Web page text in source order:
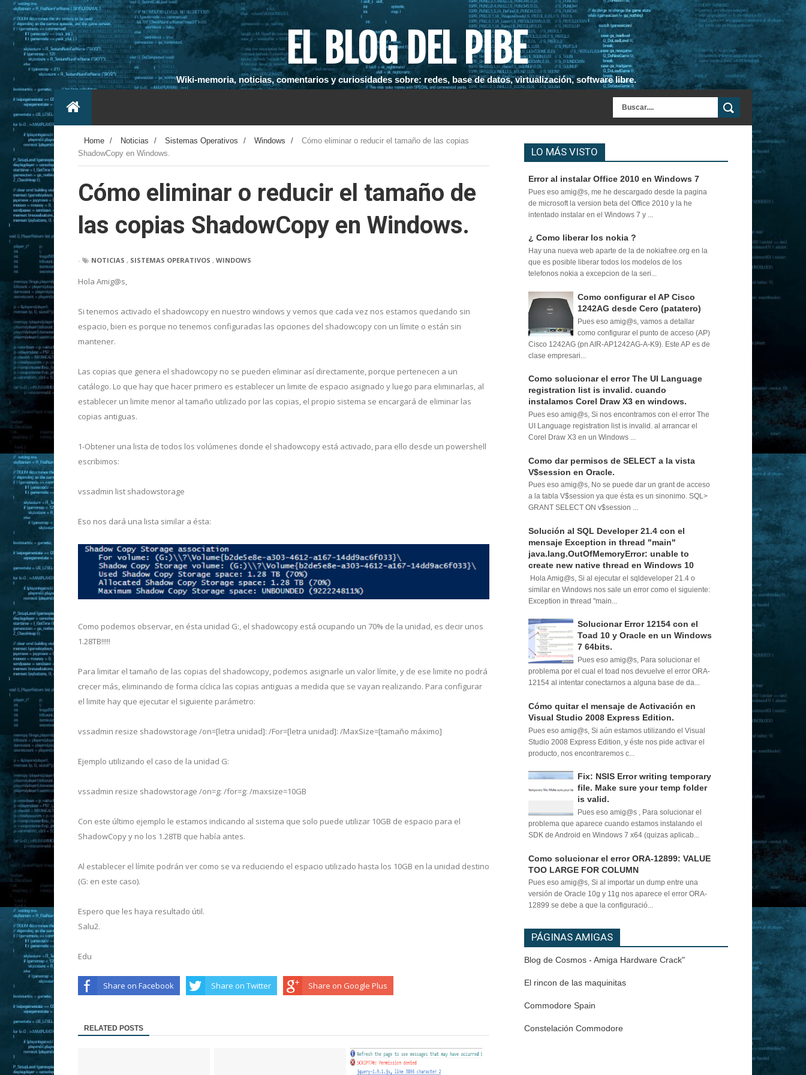
EL BLOG DEL PIBE
Wiki-memoria, noticias, comentarios y curiosidades sobre: redes, base de datos, virtualización, software libre.
Home / Noticias / Sistemas Operativos / Windows /
Cómo eliminar o reducir el tamaño de las copias
ShadowCopy en Windows.
Cómo eliminar o reducir el tamaño de
las copias ShadowCopy en Windows.
- NOTICIAS , SISTEMAS OPERATIVOS , WINDOWS
Hola Amig@s,
Si tenemos activado el shadowcopy en nuestro windows y vemos que cada vez nos estamos quedando sin
espacio, bien es porque no tenemos configuradas las opciones del shadowcopy con un límite o están sin
mantener.
Las copias que genera el shadowcopy no se pueden eliminar así directamente, porque pertenecen a un
catálogo. Lo que hay que hacer primero es establecer un limite de espacio asignado y luego para eliminarlas, al
establecer un limite menor al tamaño utilizado por las copias, el propio sistema se encargará de eliminar las
copias antiguas.
1-Obtener una lista de todos los volúmenes donde el shadowcopy está activado, para ello desde un powershell
escribimos:
vssadmin list shadowstorage
Eso nos dará una lista similar a ésta:
Como podemos observar, en ésta unidad G:, el shadowcopy está ocupando un 70% de la unidad, es decir unos
1.28TB!!!!!
Para limitar el tamaño de las copias del shadowcopy, podemos asignarle un valor límite, y de ese limite no podrá
crecer más, eliminando de forma cíclica las copias antiguas a medida que se vayan realizando. Para configurar
el limite hay que ejecutar el siguiente parámetro:
vssadmin resize shadowstorage /on=[letra unidad]: /For=[letra unidad]: /MaxSize=[tamaño máximo]
Ejemplo utilizando el caso de la unidad G:
vssadmin resize shadowstorage /on=g: /for=g: /maxsize=10GB
Con este último ejemplo le estamos indicando al sistema que solo puede utilizar 10GB de espacio para el
ShadowCopy y no los 1.28TB que había antes.
Al establecer el límite podrán ver como se va reduciendo el espacio utilizado hasta los 10GB en la unidad destino
(G: en este caso).
Espero que les haya resultado útil.
Salu2.
Edu
Share on Facebook Share on Twitter Share on Google Plus
RELATED POSTS
LO MÁS VISTO
Error al instalar Office 2010 en Windows 7
Pues eso amig@s, me he descargado desde la pagina
de microsoft la version beta del Office 2010 y la he
intentado instalar en el Windows 7 y ...
¿ Como liberar los nokia ?
Hay una nueva web aparte de la de nokiafree.org en la
que es posible liberar todos los modelos de los
telefonos nokia a excepcion de la seri...
Como configurar el AP Cisco
1242AG desde Cero (patatero)
Pues eso amig@s, vamos a detallar
como configurar el punto de acceso (AP)
Cisco 1242AG (pn AIR-AP1242AG-A-K9). Este AP es de
clase empresari...
Como solucionar el error The UI Language
registration list is invalid. cuando
instalamos Corel Draw X3 en windows.
Pues eso amig@s, Si nos encontramos con el error The
UI Language registration list is invalid. al arrancar el
Corel Draw X3 en un Windows ...
Como dar permisos de SELECT a la vista
V$session en Oracle.
Pues eso amig@s, No se puede dar un grant de acceso
a la tabla V$session ya que ésta es un sinonimo. SQL>
GRANT SELECT ON v$session ...
Solución al SQL Developer 21.4 con el
mensaje Exception in thread "main"
java.lang.OutOfMemoryError: unable to
create new native thread en Windows 10
Hola Amig@s, Si al ejecutar el sqldeveloper 21.4 o
similar en Windows nos sale un error como el siguiente:
Exception in thread "main...
Solucionar Error 12154 con el
Toad 10 y Oracle en un Windows
7 64bits.
Pues eso amig@s, Para solucionar el
problema por el cual el toad nos devuelve el error ORA-
12154 al intentar conectarnos a alguna base de da...
Cómo quitar el mensaje de Activación en
Visual Studio 2008 Express Edition.
Pues eso amig@s, Si aún estamos utilizando el Visual
Studio 2008 Express Edition, y éste nos pide activar el
producto, nos encontraremos c...
Fix: NSIS Error writing temporary
file. Make sure your temp folder
is valid.
Pues eso amig@s , Para solucionar el
problema que aparece cuando estamos instalando el
SDK de Android en Windows 7 x64 (quizas aplicab...
Como solucionar el error ORA-12899: VALUE
TOO LARGE FOR COLUMN
Pues eso amig@s, Si al importar un dump entre una
versión de Oracle 10g y 11g nos aparece el error ORA-
12899 se debe a que la configuració...
PÁGINAS AMIGAS
Blog de Cosmos - Amiga Hardware Crack"
El rincon de las maquinitas
Commodore Spain
Constelación Commodore